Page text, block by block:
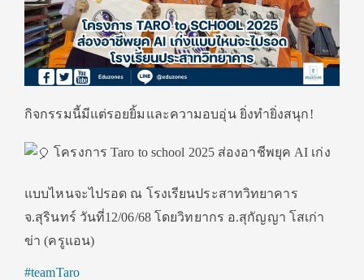
กิจกรรมนี้มีแต่รอยยิ้มและความอบอุ่น ยิ่งทำยิ่งสนุก!
โครงการ Taro to school 2025 ส่องอาชีพยุค AI เก่ง
แบบไหนจะไปรอด ณ โรงเรียนประสาทวิทยาคาร
จ.สุรินทร์ วันที่12/06/68 โดยวิทยากร อ.สุกัญญา โสเก่า
ข่า (ครูแอน)
#teamTaro